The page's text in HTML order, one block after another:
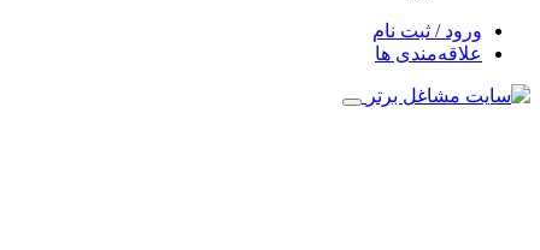
ورود / ثبت نام
علاقه‌مندی ها